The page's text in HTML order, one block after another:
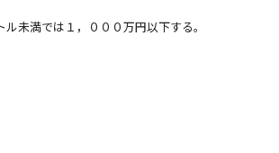
未満では１，０００万円以下する。